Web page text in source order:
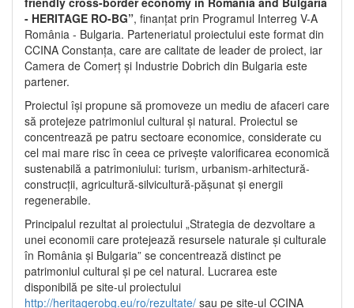
- HERITAGE RO-BG”, finanțat prin Programul Interreg V-A
România - Bulgaria. Parteneriatul proiectului este format din
CCINA Constanța, care are calitate de leader de proiect, iar
Camera de Comerț și Industrie Dobrich din Bulgaria este
partener.
Proiectul își propune să promoveze un mediu de afaceri care
să protejeze patrimoniul cultural și natural. Proiectul se
concentrează pe patru sectoare economice, considerate cu
cel mai mare risc în ceea ce privește valorificarea economică
sustenabilă a patrimoniului: turism, urbanism-arhitectură-
construcții, agricultură-silvicultură-pășunat și energii
regenerabile.
Principalul rezultat al proiectului „Strategia de dezvoltare a
unei economii care protejează resursele naturale și culturale
în România și Bulgaria” se concentrează distinct pe
patrimoniul cultural și pe cel natural. Lucrarea este
disponibilă pe site-ul proiectului
http://heritagerobg.eu/ro/rezultate/ sau pe site-ul CCINA